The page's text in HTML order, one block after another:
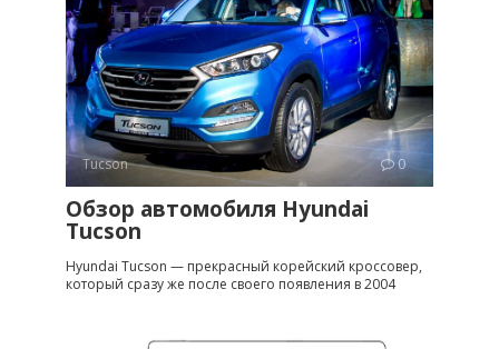
Tucson 0
Обзор автомобиля Hyundai
Tucson
Hyundai Tucson — прекрасный корейский кроссовер,
который сразу же после своего появления в 2004